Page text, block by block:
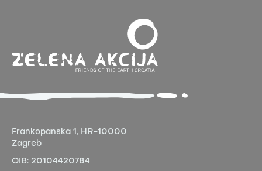
Frankopanska 1, HR-10000
Zagreb
OIB: 20104420784